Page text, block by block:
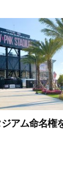
アム命名権